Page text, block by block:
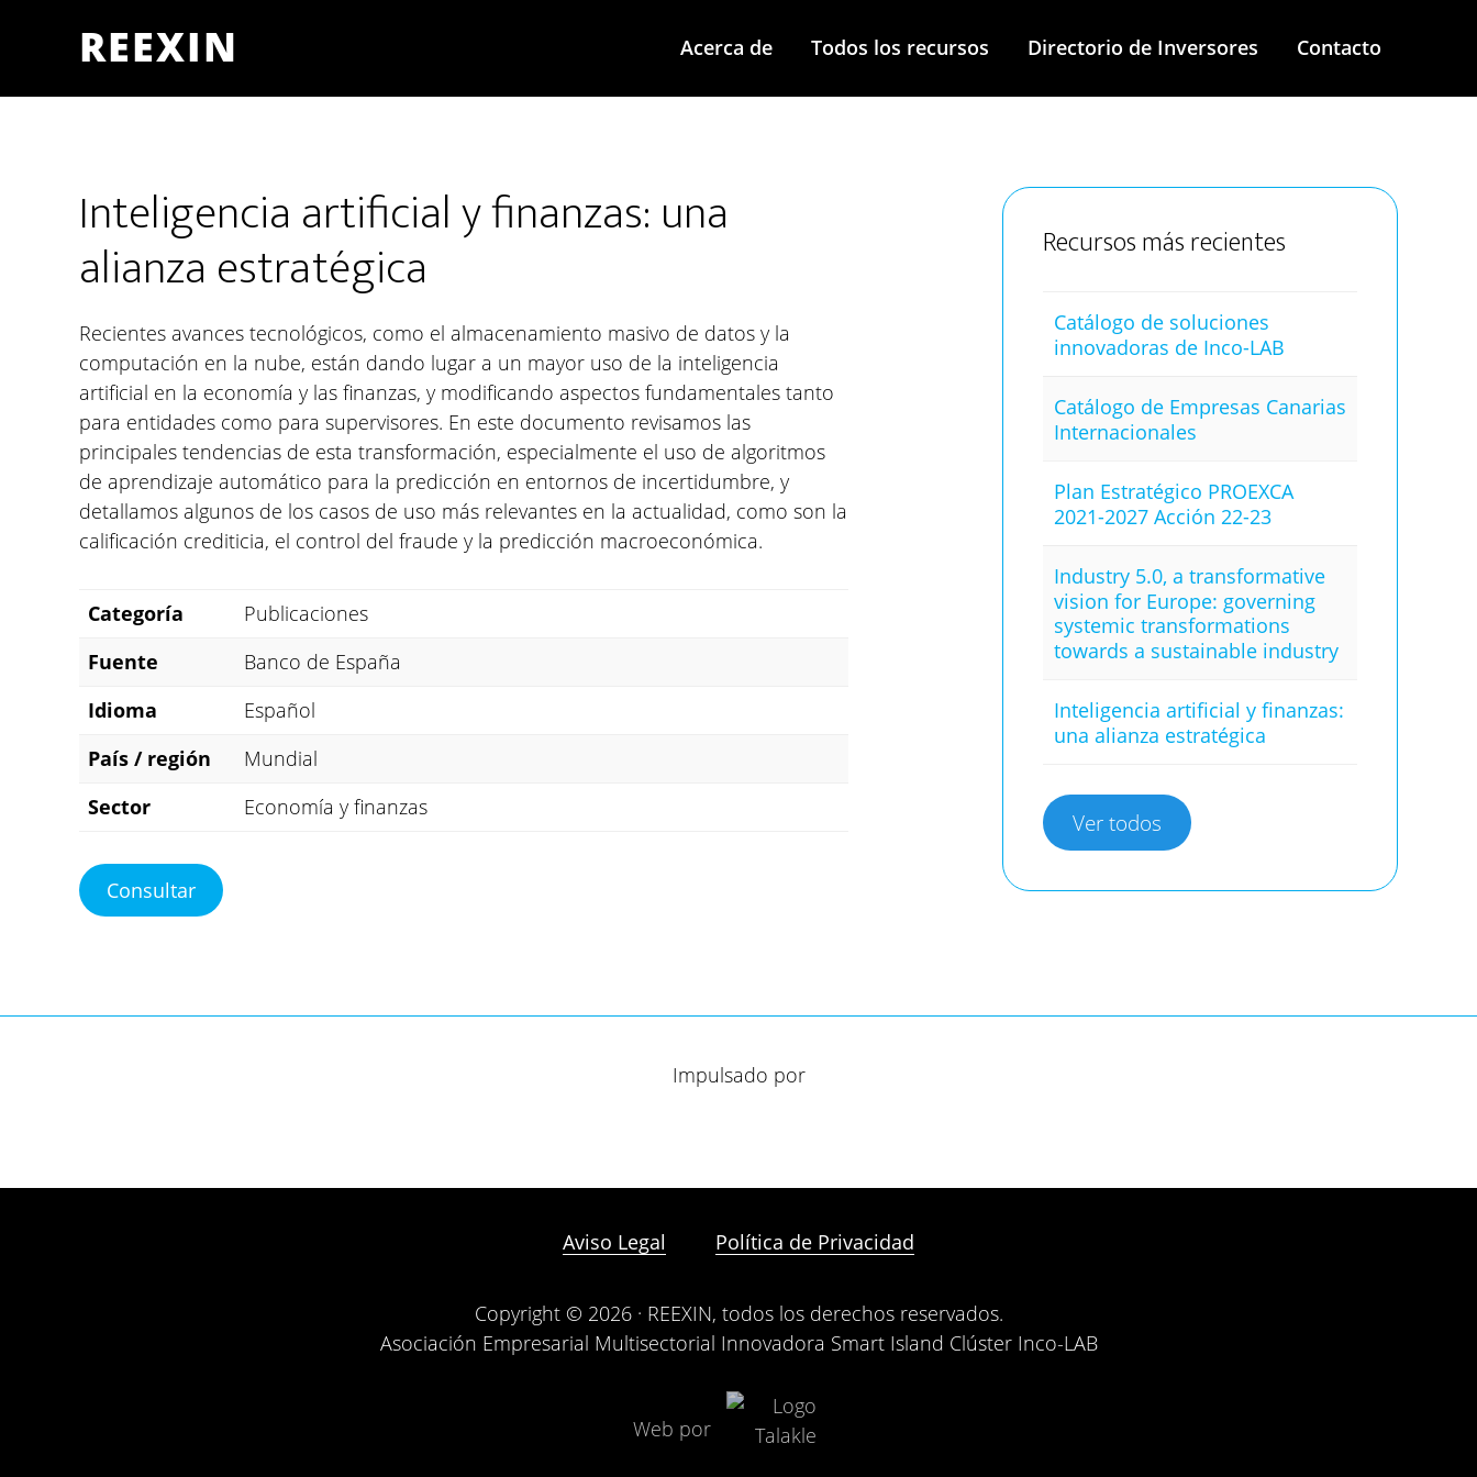
content
sidebar
REEXIN Acerca de Todos los recursos Directorio de Inversores Contacto
Inteligencia artificial y finanzas: una
alianza estratégica
Recientes avances tecnológicos, como el almacenamiento masivo de datos y la
computación en la nube, están dando lugar a un mayor uso de la inteligencia
artificial en la economía y las finanzas, y modificando aspectos fundamentales tanto
para entidades como para supervisores. En este documento revisamos las
principales tendencias de esta transformación, especialmente el uso de algoritmos
de aprendizaje automático para la predicción en entornos de incertidumbre, y
detallamos algunos de los casos de uso más relevantes en la actualidad, como son la
calificación crediticia, el control del fraude y la predicción macroeconómica.
Categoría
Publicaciones
Fuente
Banco de España
Idioma
Español
País / región
Mundial
Sector
Economía y finanzas
Consultar
Primary
Sidebar
Recursos más recientes
Catálogo de soluciones
innovadoras de Inco-LAB
Catálogo de Empresas Canarias
Internacionales
Plan Estratégico PROEXCA
2021-2027 Acción 22-23
Industry 5.0, a transformative
vision for Europe: governing
systemic transformations
towards a sustainable industry
Inteligencia artificial y finanzas:
una alianza estratégica
Ver todos
Footer
Impulsado por
Aviso Legal Política de Privacidad
Copyright © 2026 · REEXIN, todos los derechos reservados.
Asociación Empresarial Multisectorial Innovadora Smart Island Clúster Inco-LAB
Web por